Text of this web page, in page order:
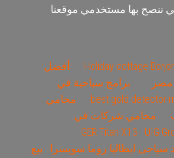
ننصح بها مستخدمي موقعنا
Holiday cottage
أفضل
برامج سياحية في
best gold detector
محامي
محامي شركات في
GER Titan X13
UIG
ايطاليا روما سويسرا
بيع